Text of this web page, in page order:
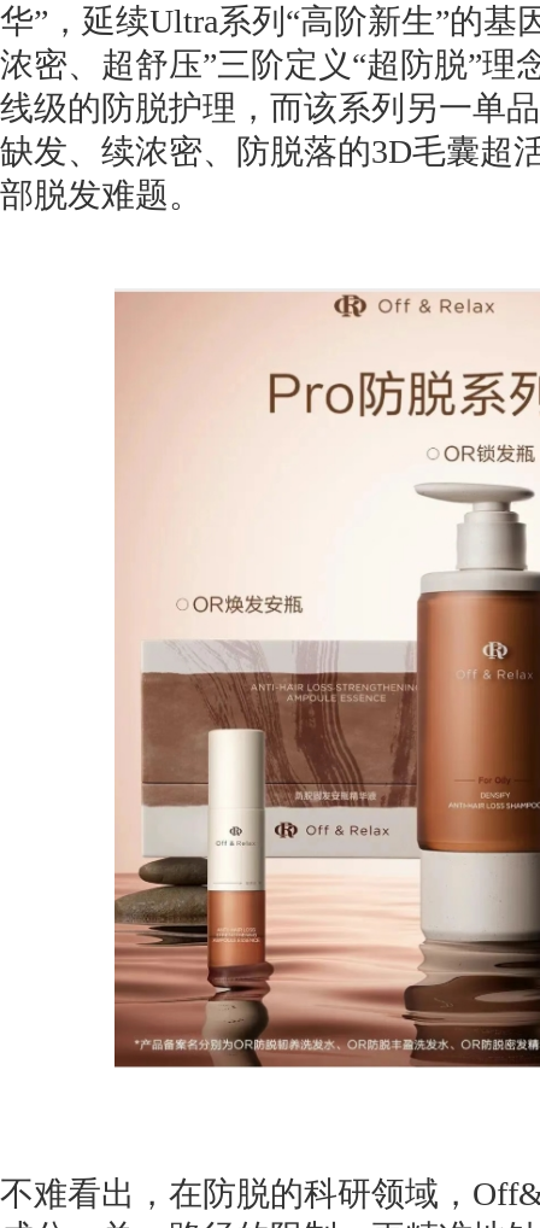
华”，延续Ultra系列“高阶新生”的基
浓密、超舒压”三阶定义“超防脱”理
线级的防脱护理，而该系列另一单
缺发、续浓密、防脱落的3D毛囊超
部脱发难题。
不难看出，在防脱的科研领域，